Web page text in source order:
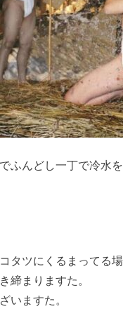
ふんどし一丁で冷水
タツにくるまってる場
締まりますた。
いますた。